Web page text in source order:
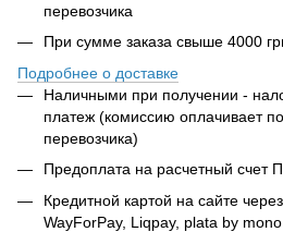
перевозчика
При сумме заказа свыше 4000
Подробнее о доставке
Наличными при получении -
платеж (комиссию оплачивает
перевозчика)
Предоплата на расчетный счет
Кредитной картой на сайте
WayForPay, Liqpay, plata by mono